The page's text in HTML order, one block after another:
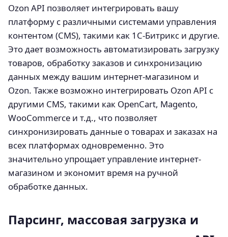
Ozon API позволяет интегрировать вашу
платформу с различными системами управления
контентом (CMS), такими как 1C-Битрикс и другие.
Это дает возможность автоматизировать загрузку
товаров, обработку заказов и синхронизацию
данных между вашим интернет-магазином и
Ozon. Также возможно интегрировать Ozon API с
другими CMS, такими как OpenCart, Magento,
WooCommerce и т.д., что позволяет
синхронизировать данные о товарах и заказах на
всех платформах одновременно. Это
значительно упрощает управление интернет-
магазином и экономит время на ручной
обработке данных.
Парсинг, массовая загрузка и